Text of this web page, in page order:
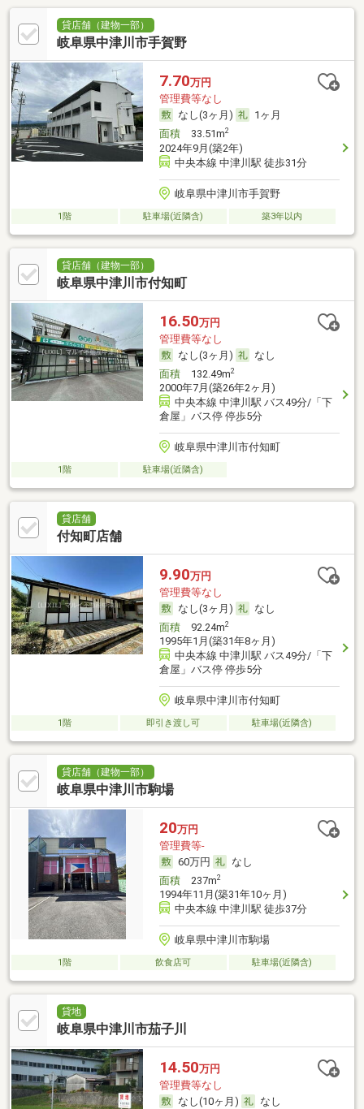
貸店舗（建物一部）
岐阜県中津川市手賀野
7.70万円
管理費等なし
なし(3ヶ月)
1ヶ月
面積33.51m2
2024年9月(築2年)
中央本線 中津川駅 徒歩31分
岐阜県中津川市手賀野
1階 駐車場(近隣含) 築3年以内
貸店舗（建物一部）
岐阜県中津川市付知町
16.50万円
管理費等なし
なし(3ヶ月)
なし
面積132.49m2
2000年7月(築26年2ヶ月)
中央本線 中津川駅 バス49分/「下
倉屋」バス停 停歩5分
岐阜県中津川市付知町
1階 駐車場(近隣含)
貸店舗
付知町店舗
9.90万円
管理費等なし
なし(3ヶ月)
なし
面積92.24m2
1995年1月(築31年8ヶ月)
中央本線 中津川駅 バス49分/「下
倉屋」バス停 停歩5分
岐阜県中津川市付知町
1階 即引き渡し可 駐車場(近隣含)
貸店舗（建物一部）
岐阜県中津川市駒場
20万円
管理費等-
60万円
なし
面積237m2
1994年11月(築31年10ヶ月)
中央本線 中津川駅 徒歩37分
岐阜県中津川市駒場
1階 飲食店可 駐車場(近隣含)
貸地
岐阜県中津川市茄子川
14.50万円
管理費等なし
なし(10ヶ月)
なし